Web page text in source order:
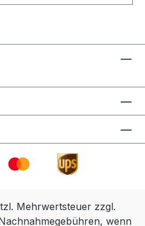
Mehrwertsteuer zzgl.
wenn